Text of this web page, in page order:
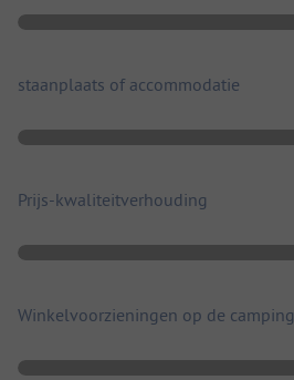
staanplaats of accommodatie
Prijs-kwaliteitverhouding
Winkelvoorzieningen op de camping